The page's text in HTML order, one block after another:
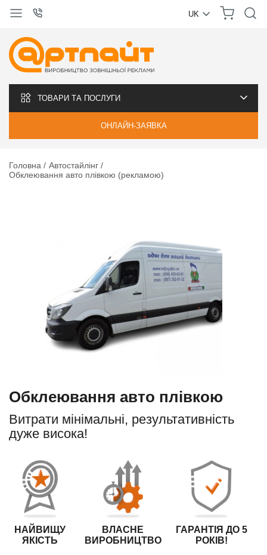
UK
ТОВАРИ ТА ПОСЛУГИ
ОНЛАЙН-ЗАЯВКА
Головна
Автостайлінг
Обклеювання авто плівкою (рекламою)
Обклеювання авто плівкою
Витрати мінімальні, результативність
дуже висока!
НАЙВИЩУ
ЯКІСТЬ
ВЛАСНЕ
ВИРОБНИЦТВО
ГАРАНТІЯ ДО 5
РОКІВ!